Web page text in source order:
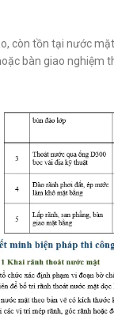
còn tồn tại nước
bàn giao nghiệm